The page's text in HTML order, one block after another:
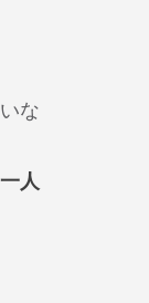
な
人